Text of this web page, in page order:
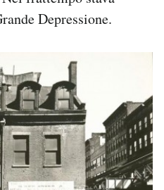
Depressione.